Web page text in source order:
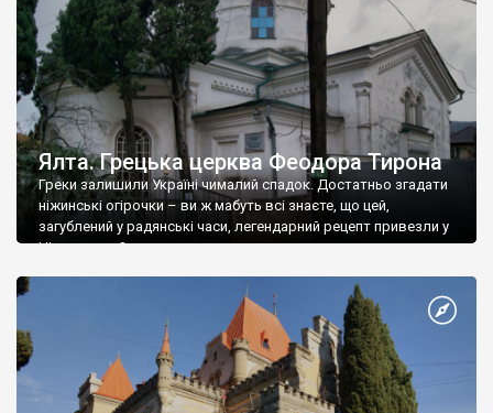
Ялта. Грецька церква Феодора Тирона
Греки залишили Україні чималий спадок. Достатньо згадати
ніжинські огірочки – ви ж мабуть всі знаєте, що цей,
загублений у радянські часи, легендарний рецепт привезли у
Ніжин греки?